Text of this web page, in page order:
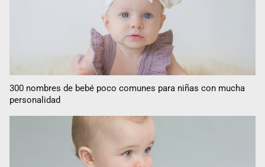
300 nombres de bebé poco comunes para niñas con mucha
personalidad